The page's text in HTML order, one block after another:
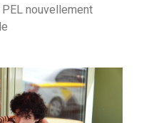
nouvellement